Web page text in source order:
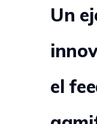
Un
el